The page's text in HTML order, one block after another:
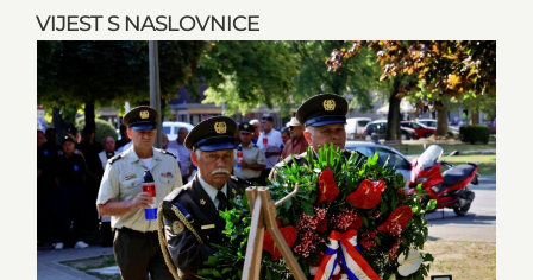
VIJEST S NASLOVNICE